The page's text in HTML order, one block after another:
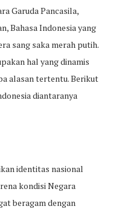
Garuda Pancasila,
Bahasa Indonesia yang
sang saka merah putih.
hal yang dinamis
alasan tertentu. Berikut
diantaranya
identitas nasional
kondisi Negara
beragam dengan